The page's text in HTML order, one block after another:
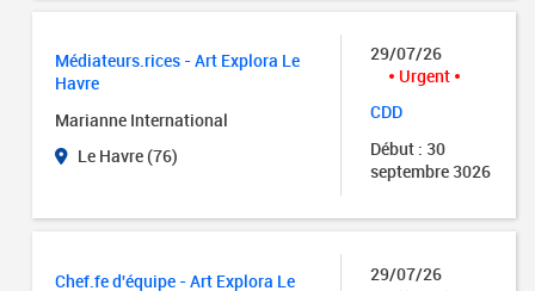
Médiateurs.rices - Art Explora Le
Havre
Marianne International
Le Havre (76)
29/07/26
Urgent
CDD
Début : 30
septembre 3026
Chef.fe d'équipe - Art Explora Le
29/07/26